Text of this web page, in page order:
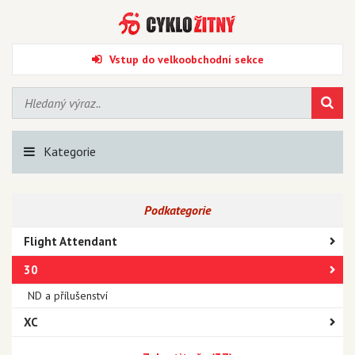
Vstup do velkoobchodní sekce
Kategorie
Podkategorie
Flight Attendant
30
ND a přílušenství
XC